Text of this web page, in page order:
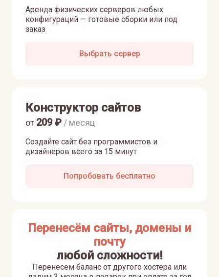
Аренда физических серверов любых
конфигураций — готовые сборки или под
заказ
Выбрать сервер
Конструктор сайтов
Создайте сайт без программистов и
дизайнеров всего за 15 минут
от 209₽ / месяц
Попробовать бесплатно
Перенесём сайты, домены и
почту
любой сложности!
Перенесем баланс от другого хостера или